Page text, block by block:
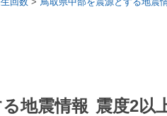
地震情報 震度2以